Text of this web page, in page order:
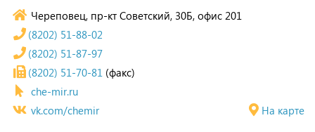
Череповец, пр-кт Советский, 30Б, офис 201
На карте
(8202) 51-88-02
(8202) 51-87-97
(8202) 51-70-81 (факс)
che-mir.ru
vk.com/chemir